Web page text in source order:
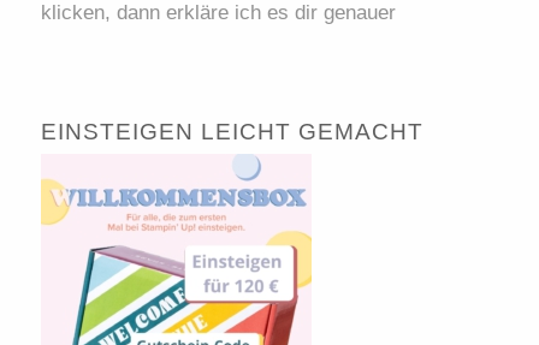
klicken, dann erkläre ich es dir genauer
EINSTEIGEN LEICHT GEMACHT